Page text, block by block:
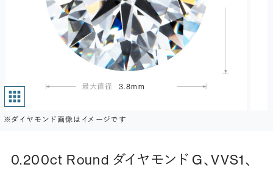
3.8mm
※ダイヤモンド画像はイメージです
0.200ct Round ダイヤモンド G、VVS1、